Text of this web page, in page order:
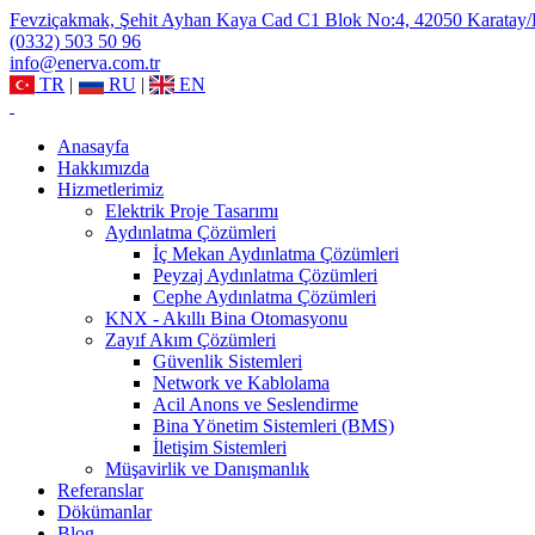
Fevziçakmak, Şehit Ayhan Kaya Cad C1 Blok No:4, 42050
(0332) 503 50 96
info@enerva.com.tr
TR | RU | EN
Anasayfa
Hakkımızda
Hizmetlerimiz
Elektrik Proje Tasarımı
Aydınlatma Çözümleri
İç Mekan Aydınlatma Çözümleri
Peyzaj Aydınlatma Çözümleri
Cephe Aydınlatma Çözümleri
KNX - Akıllı Bina Otomasyonu
Zayıf Akım Çözümleri
Güvenlik Sistemleri
Network ve Kablolama
Acil Anons ve Seslendirme
Bina Yönetim Sistemleri (BMS)
İletişim Sistemleri
Müşavirlik ve Danışmanlık
Referanslar
Dökümanlar